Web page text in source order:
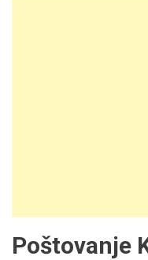
Poštovanje